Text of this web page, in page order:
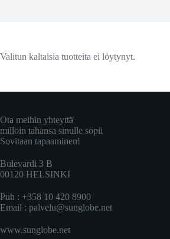
Valitun kaltaisia tuotteita ei löytynyt.
Ota meihin yhteyttä
milloin tahansa sinulle sopii
Sovitaan tapaaminen!
Bulevardi 3 B
00120 HELSINKI
Puh : +358 10 420 8900
Email : palvelu@sunglobe.net
www.sunglobe.net